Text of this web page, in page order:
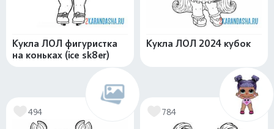
Кукла ЛОЛ фигуристка
на коньках (ice sk8er)
Кукла ЛОЛ 2024 кубок
494 784